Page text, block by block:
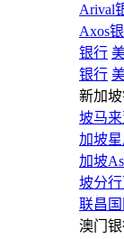
Arival
Axos
银行
银行
新加
坡马
加坡
加坡
坡分行
联昌
澳门